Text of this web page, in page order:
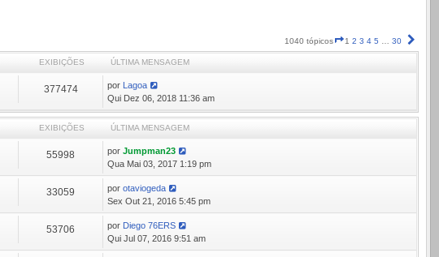
1040 tópicos Página
1
1 2 3 4 5 30
EXIBIÇÕES ÚLTIMA MENSAGEM
377474 por Lagoa
Qui Dez 06, 2018 11:36 am
EXIBIÇÕES ÚLTIMA MENSAGEM
55998 porJumpman23
Qua Mai 03, 2017 1:19 pm
33059 porotaviogeda
Sex Out 21, 2016 5:45 pm
53706 por Diego 76ERS
Qui Jul 07, 2016 9:51 am